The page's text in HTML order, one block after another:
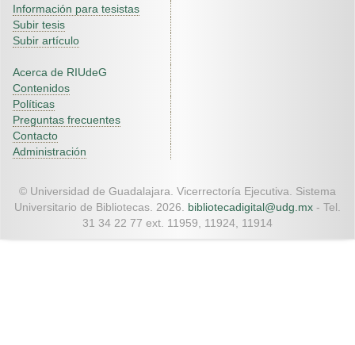
Información para tesistas
Subir tesis
Subir artículo
Acerca de RIUdeG
Contenidos
Políticas
Preguntas frecuentes
Contacto
Administración
© Universidad de Guadalajara. Vicerrectoría Ejecutiva. Sistema
Universitario de Bibliotecas. 2026. bibliotecadigital@udg.mx - Tel.
31 34 22 77 ext. 11959, 11924, 11914